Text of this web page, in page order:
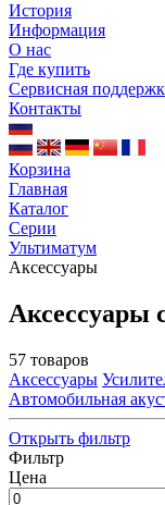
История
Информация
О нас
Где купить
Сервисная
Контакты
Корзина
Главная
Каталог
Серии
Ультиматум
Аксессуары
Аксессуары
57 товаров
Аксессуары
Автомобильная
Открыть фильтр
Фильтр
Цена